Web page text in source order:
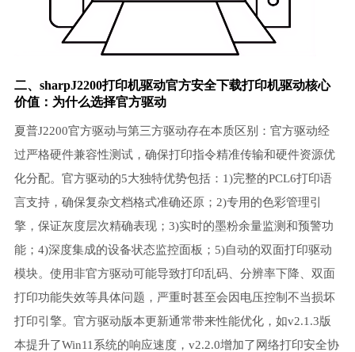
二、sharpJ2200打印机驱动官方安全下载打印机驱动核心
价值：为什么选择官方驱动
夏普J2200官方驱动与第三方驱动存在本质区别：官方驱动经
过严格硬件兼容性测试，确保打印指令精准传输和硬件资源优
化分配。官方驱动的5大独特优势包括：1)完整的PCL6打印语
言支持，确保复杂文档格式准确还原；2)专用的色彩管理引
擎，保证灰度层次精确表现；3)实时的墨粉余量监测和预警功
能；4)深度集成的设备状态监控面板；5)自动的双面打印驱动
模块。使用非官方驱动可能导致打印乱码、分辨率下降、双面
打印功能失效等具体问题，严重时甚至会因电压控制不当损坏
打印引擎。官方驱动版本更新通常带来性能优化，如v2.1.3版
本提升了Win11系统的响应速度，v2.2.0增加了网络打印安全协